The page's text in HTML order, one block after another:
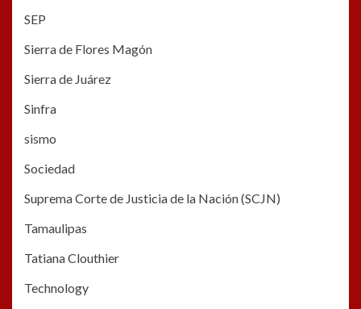
SEP
Sierra de Flores Magón
Sierra de Juárez
Sinfra
sismo
Sociedad
Suprema Corte de Justicia de la Nación (SCJN)
Tamaulipas
Tatiana Clouthier
Technology